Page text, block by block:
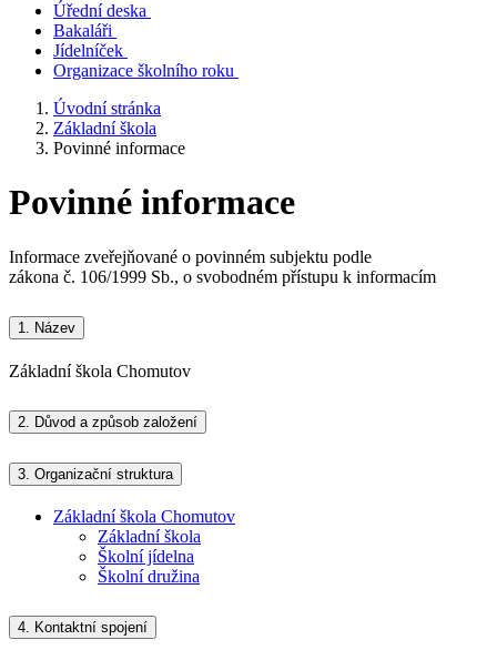
Úřední deska
Bakaláři
Jídelníček
Organizace školního roku
Úvodní stránka
Základní škola
Povinné informace
Povinné informace
Informace zveřejňované o povinném subjektu podle
zákona č. 106/1999 Sb., o svobodném přístupu k informacím
1. Název
Základní škola Chomutov
2. Důvod a způsob založení
3. Organizační struktura
Základní škola Chomutov
Základní škola
Školní jídelna
Školní družina
4. Kontaktní spojení